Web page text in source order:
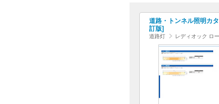
道路・トンネル照明カ
訂版]
道路灯 レディオック ロ